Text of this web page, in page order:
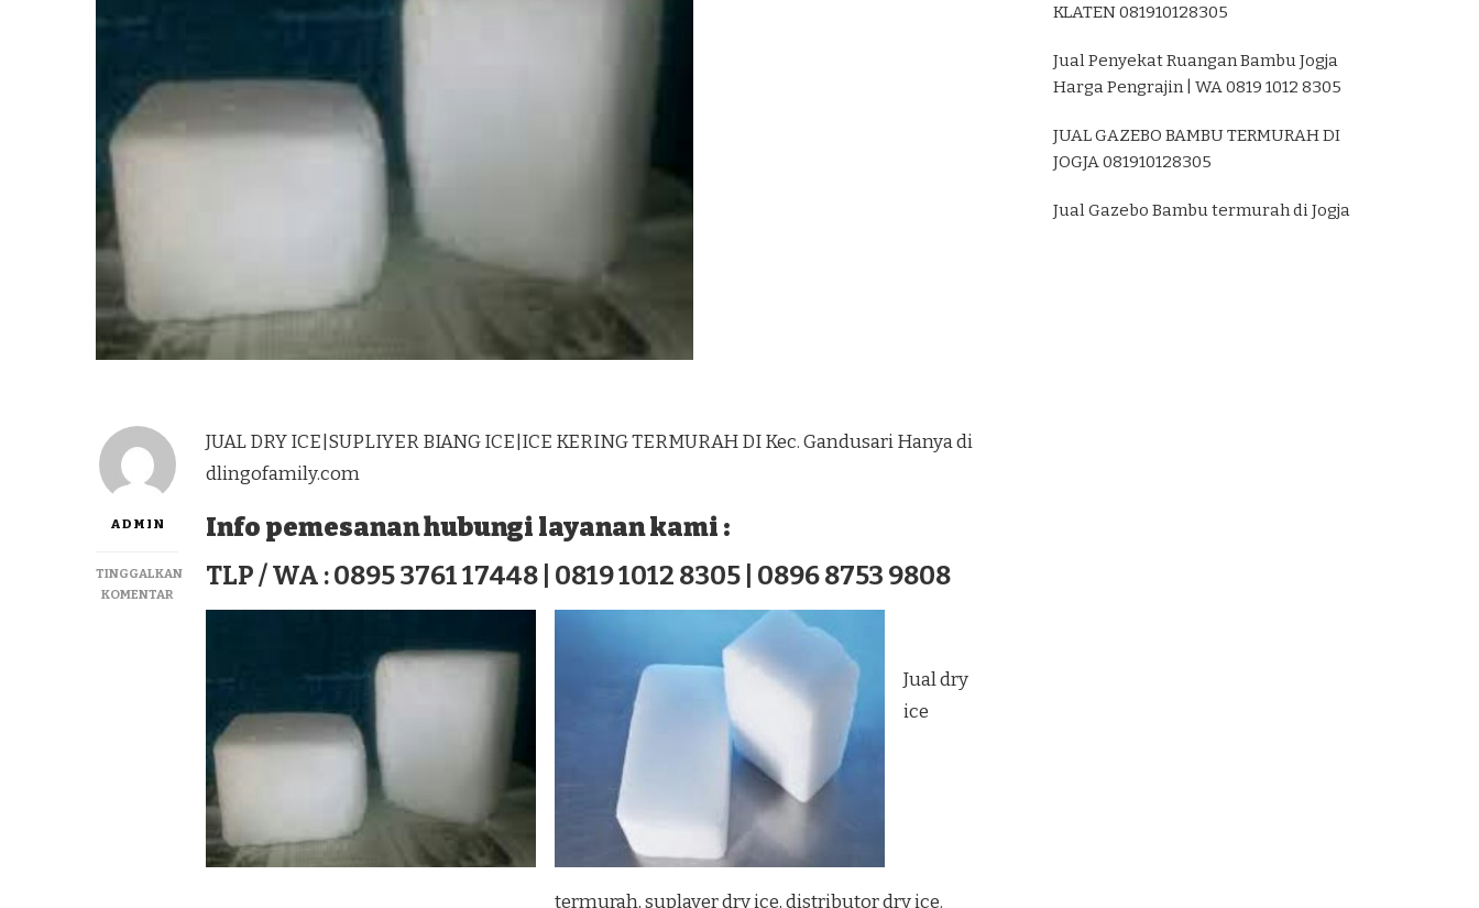
ADMIN
TINGGALKAN
KOMENTARPADA
TERMURAH
GANDUSARI
JUAL DRY ICE|SUPLIYER BIANG ICE|ICE KERING TERMURAH DI Kec. Gandusari Hanya di
dlingofamily.com
Info pemesanan hubungi layanan kami :
TLP / WA : 0895 3761 17448 | 0819 1012 8305 | 0896 8753 9808
Jual dry
ice
termurah, suplayer dry ice, distributor dry ice.
KLATEN 081910128305
Jual Penyekat Ruangan Bambu Jogja
Harga Pengrajin | WA 0819 1012 8305
JUAL GAZEBO BAMBU TERMURAH DI
JOGJA 081910128305
Jual Gazebo Bambu termurah di Jogja